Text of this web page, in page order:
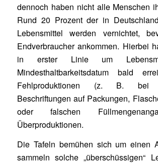
dennoch haben nicht alle Menschen
Rund 20 Prozent der in
Lebensmittel werden vernichtet,
Endverbraucher ankommen. Hierbei
in erster Linie um
Mindesthaltbarkeitsdatum bald
Fehlproduktionen (z. B. bei
Beschriftungen auf Packungen,
oder falschen
Überproduktionen.
Die Tafeln bemühen sich um einen
sammeln solche „überschüssigen“